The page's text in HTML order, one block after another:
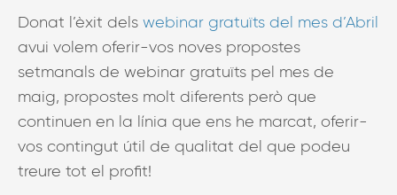
Donat l’èxit dels webinar gratuïts del mes d’Abril
avui volem oferir-vos noves propostes
setmanals de webinar gratuïts pel mes de
maig, propostes molt diferents però que
continuen en la línia que ens he marcat, oferir-
vos contingut útil de qualitat del que podeu
treure tot el profit!